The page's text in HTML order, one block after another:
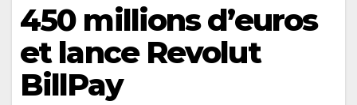
450 millions d’euros
et lance Revolut
BillPay